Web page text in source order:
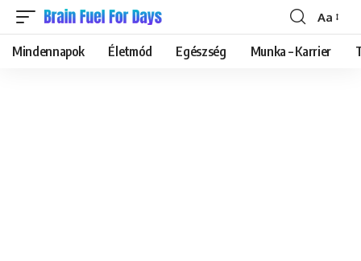
Font
Resizer
Aa
Mindennapok Életmód Egészség Munka – Karrier